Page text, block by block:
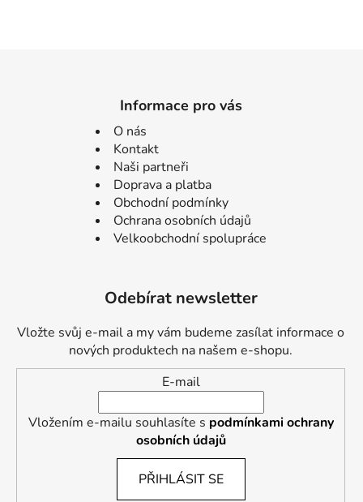
Informace pro vás
O nás
Kontakt
Naši partneři
Doprava a platba
Obchodní podmínky
Ochrana osobních údajů
Velkoobchodní spolupráce
Odebírat newsletter
Vložte svůj e-mail a my vám budeme zasílat informace o
nových produktech na našem e-shopu.
E-mail
Vložením e-mailu souhlasíte s podmínkami ochrany
osobních údajů
PŘIHLÁSIT SE